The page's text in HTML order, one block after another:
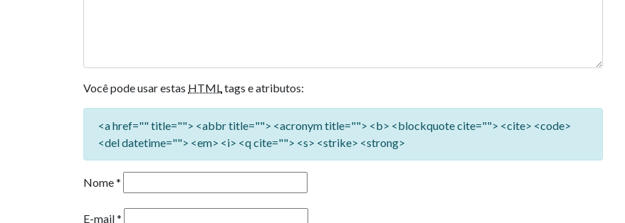
Você pode usar estas HTMLtags e atributos:
<a href="" title=""> <abbr title=""> <acronym title=""> <b> <blockquote cite=""> <cite> <code>
<del datetime=""> <em> <i> <q cite=""> <s> <strike> <strong>
Nome*
E-mail*